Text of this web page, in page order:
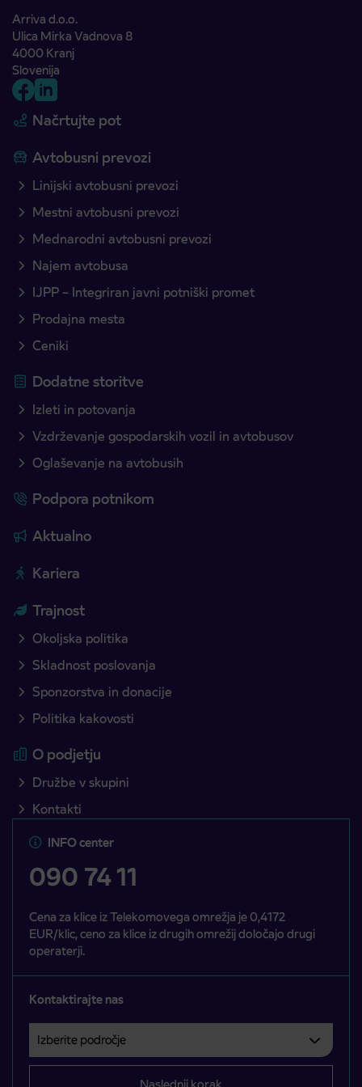
Arriva d.o.o.
Ulica Mirka Vadnova 8
4000 Kranj
Slovenija
Načrtujte pot
Avtobusni prevozi
Linijski avtobusni prevozi
Mestni avtobusni prevozi
Mednarodni avtobusni prevozi
Najem avtobusa
IJPP – Integriran javni potniški promet
Prodajna mesta
Ceniki
Dodatne storitve
Izleti in potovanja
Vzdrževanje gospodarskih vozil in avtobusov
Oglaševanje na avtobusih
Podpora potnikom
Aktualno
Kariera
Trajnost
Okoljska politika
Skladnost poslovanja
Sponzorstva in donacije
Politika kakovosti
O podjetju
Družbe v skupini
Kontakti
INFO center
090 74 11
Cena za klice iz Telekomovega omrežja je 0,4172
EUR/klic, ceno za klice iz drugih omrežij določajo drugi
operaterji.
Kontaktirajte nas
Izberite področje
Področje je obvezno izbrati.